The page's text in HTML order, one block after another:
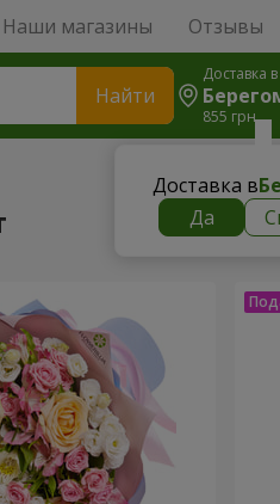
Наши магазины Отзывы
Найти
Доставка в
855 грн
Доставка в
Да